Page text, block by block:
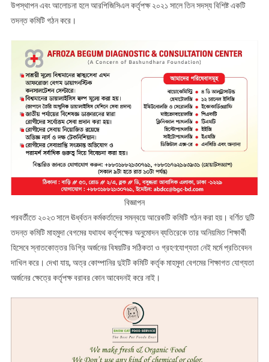
উপস্থাপন এবং আলোচনা হলে আরপিজিসিএল কর্তৃপক্ষ ২০২১ সালে তিন সদস্য বিশিষ্ট একটি
তদন্ত কমিটি গঠন করে।
বিজ্ঞাপন
পরবর্তীতে ২০২৩ সালে ঊর্ধ্বতন কর্মকর্তাদের সমন্বয়ে আরেকটি কমিটি গঠন করা হয়। বর্ণিত দুটি
তদন্ত কমিটি মাহমুদা বেগমের যথাযথ কর্তৃপক্ষের অনুমোদন ব্যতিরেকে তার অনিয়মিত শিক্ষার্থী
হিসেবে স্নাতকোত্তর ডিগ্রি অর্জনের বিষয়টির সঠিকতা ও গ্রহণযোগ্যতা নেই মর্মে প্রতিবেদন
দাখিল করে। দেখা যায়, অত্র কোম্পানির দুইটি কমিটি কর্তৃক মাহমুদা বেগমের শিক্ষাগত যোগ্যতা
অর্জনের ক্ষেত্রে কর্তৃপক্ষ বরাবর কোন আবেদনই করে নাই।